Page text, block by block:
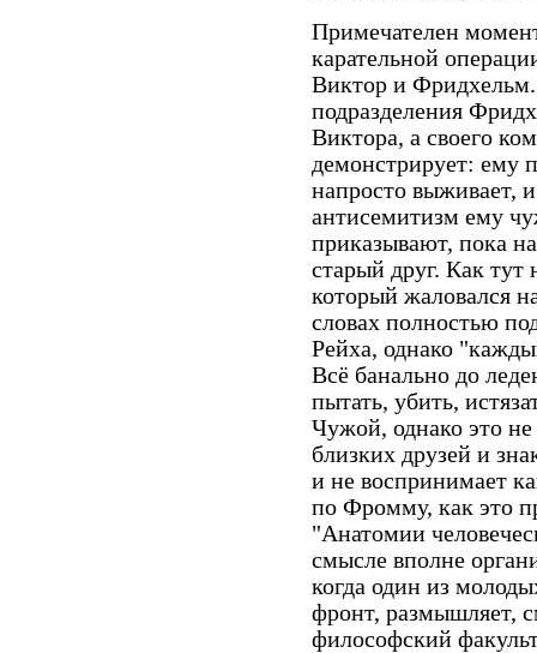
Примечателен
карательной
Виктор и Фридхельм.
подразделения
Виктора, а своего
демонстрирует: ему
напросто выживает,
антисемитизм ему
приказывают, пока
старый друг. Как
который жаловался
словах полностью
Рейха, однако
Всё банально до
пытать, убить,
Чужой, однако это не
близких друзей и
и не воспринимает
по Фромму, как это
"Анатомии
смысле вполне
когда один из
фронт, размышляет,
философский